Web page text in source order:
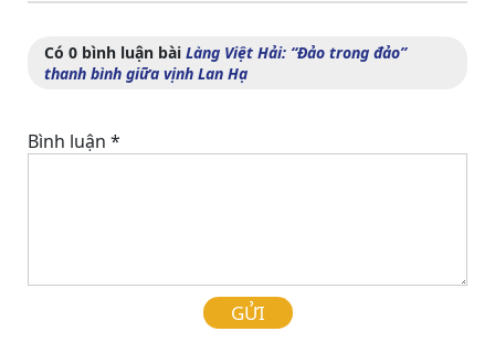
Có 0 bình luận bài Làng Việt Hải: “Đảo trong đảo”
thanh bình giữa vịnh Lan Hạ
Bình luận *
GỬI